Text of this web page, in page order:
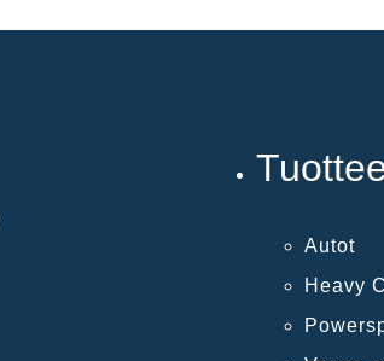
Autot
Heavy